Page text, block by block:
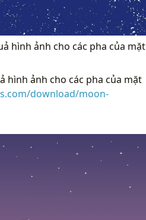
hình ảnh cho các pha của mặt
hình ảnh cho các pha của mặt
download/moon-